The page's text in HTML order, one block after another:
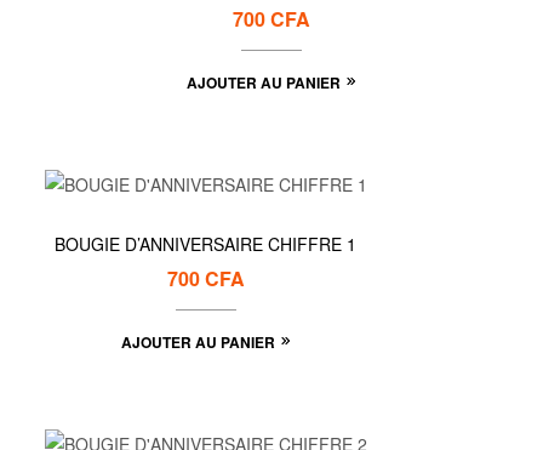
700CFA
AJOUTER AU PANIER
BOUGIE D’ANNIVERSAIRE CHIFFRE 1
700CFA
AJOUTER AU PANIER